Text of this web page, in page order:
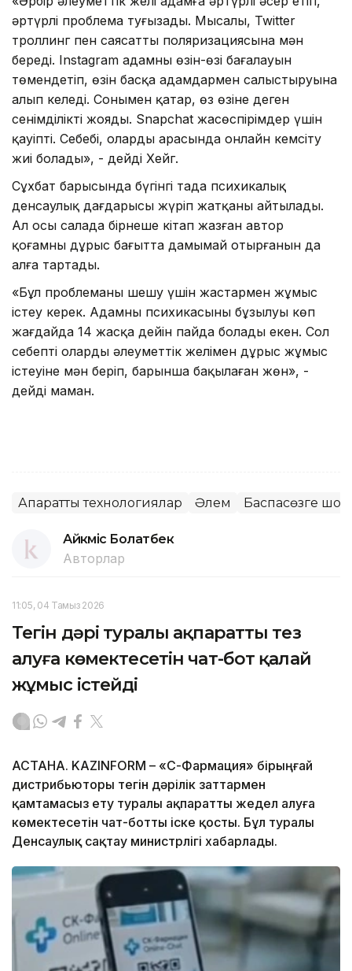
әртүрлі проблема туғызады. Мысалы, Twitter
троллинг пен саясаттың поляризациясына мән
береді. Instagram адамның өзін-өзі бағалауын
төмендетіп, өзін басқа адамдармен салыстыруына
алып келеді. Сонымен қатар, өз өзіне деген
сенімділікті жояды. Snapchat жасөспірімдер үшін
қауіпті. Себебі, олардың арасында онлайн кемсіту
жиі болады», - дейді Хейг.
Сұхбат барысында бүгінгі таңда психикалық
денсаулық дағдарысы жүріп жатқаны айтылады.
Ал осы салада бірнеше кітап жазған автор
қоғамның дұрыс бағытта дамымай отырғанын да
алға тартады.
«Бұл проблеманы шешу үшін жастармен жұмыс
істеу керек. Адамның психикасының бұзылуы көп
жағдайда 14 жасқа дейін пайда болады екен. Сол
себепті олардың әлеуметтік желімен дұрыс жұмыс
істеуіне мән беріп, барынша бақылаған жөн», -
дейді маман.
Ақпараттық технологиялар Әлем Баспасөзге
Айкүміс Болатбек
Авторлар
11:05, 04 Тамыз 2026
Тегін дәрі туралы ақпаратты тез
алуға көмектесетін чат-бот қалай
жұмыс істейді
АСТАНА. KAZINFORM – «СҚ-Фармация» бірыңғай
дистрибьюторы тегін дәрілік заттармен
қамтамасыз ету туралы ақпаратты жедел алуға
көмектесетін чат-ботты іске қосты. Бұл туралы
Денсаулық сақтау министрлігі хабарлады.